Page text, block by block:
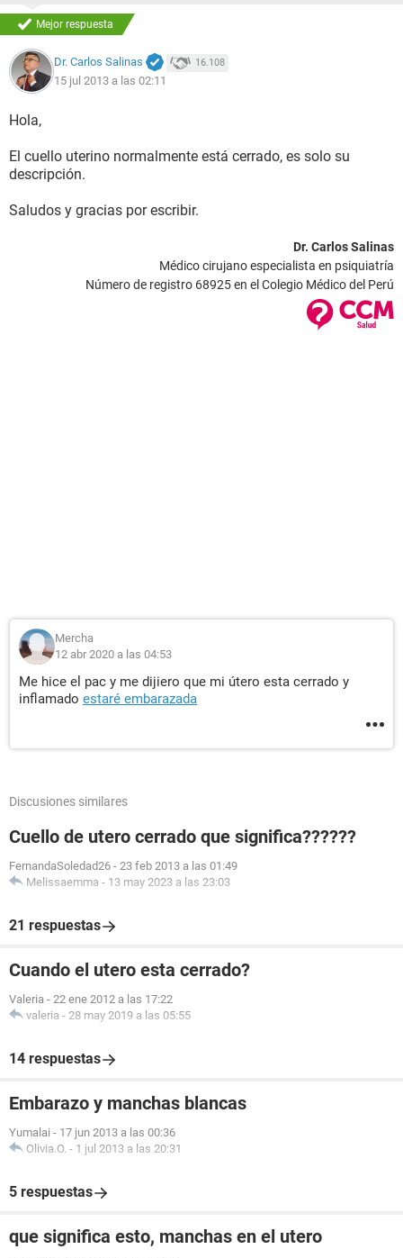
Mejor respuesta
Dr. Carlos Salinas 16.108
15 jul 2013 a las 02:11
Hola,
El cuello uterino normalmente está cerrado, es solo su
descripción.
Saludos y gracias por escribir.
Dr. Carlos Salinas
Médico cirujano especialista en psiquiatría
Número de registro 68925 en el Colegio Médico del Perú
Mercha
12 abr 2020 a las 04:53
Me hice el pac y me dijiero que mi útero esta cerrado y
inflamado estaré embarazada
Discusiones similares
Cuello de utero cerrado que significa??????
FernandaSoledad26 - 23 feb 2013 a las 01:49
Melissaemma - 13 may 2023 a las 23:03
21 respuestas
Cuando el utero esta cerrado?
Valeria - 22 ene 2012 a las 17:22
valeria - 28 may 2019 a las 05:55
14 respuestas
Embarazo y manchas blancas
Yumalai - 17 jun 2013 a las 00:36
Olivia.O. - 1 jul 2013 a las 20:31
5 respuestas
que significa esto, manchas en el utero